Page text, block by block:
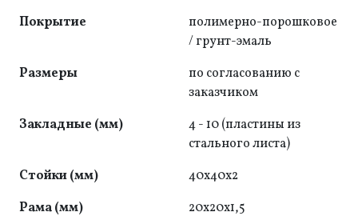
Покрытие
полимерно-порошковое
/ грунт-эмаль
Размеры
по согласованию с
заказчиком
Закладные (мм)
4 - 10 (пластины из
стального листа)
Стойки (мм)
40x40x2
Рама (мм)
20x20x1,5